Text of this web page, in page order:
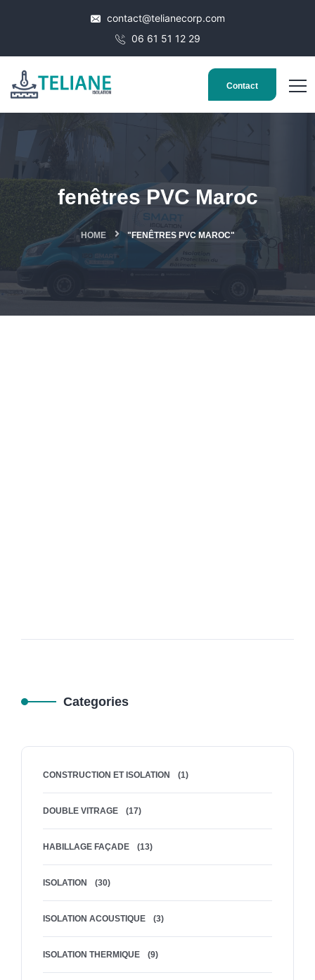
contact@telianecorp.com
06 61 51 12 29
Contact
fenêtres PVC Maroc
HOME "FENÊTRES PVC MAROC"
Categories
CONSTRUCTION ET ISOLATION (1)
DOUBLE VITRAGE (17)
HABILLAGE FAÇADE (13)
ISOLATION (30)
ISOLATION ACOUSTIQUE (3)
ISOLATION THERMIQUE (9)